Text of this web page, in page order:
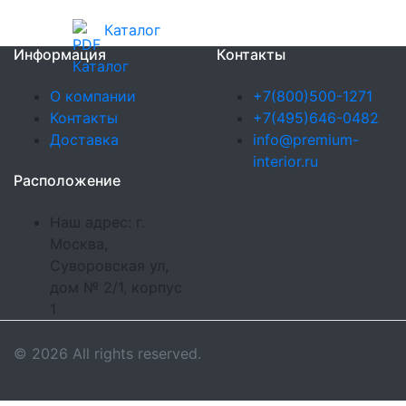
Каталог
Информация
О компании
Контакты
Доставка
Контакты
+7(800)500-1271
+7(495)646-0482
info@premium-
interior.ru
Расположение
Наш адрес: г.
Москва,
Суворовская ул,
дом № 2/1, корпус
© 2026 All rights reserved.